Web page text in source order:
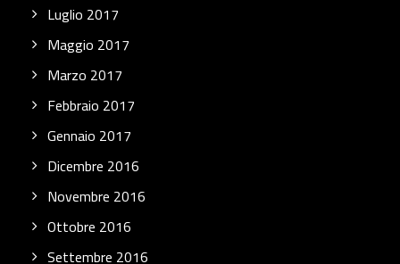
Luglio 2017
Maggio 2017
Marzo 2017
Febbraio 2017
Gennaio 2017
Dicembre 2016
Novembre 2016
Ottobre 2016
Settembre 2016